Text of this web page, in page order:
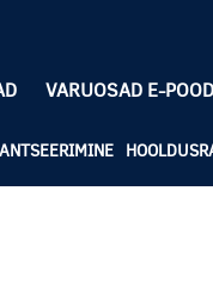
VARUOSAD E-POOD